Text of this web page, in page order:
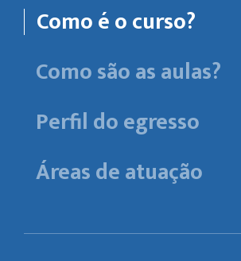
Como é o curso?
Como são as aulas?
Perfil do egresso
Áreas de atuação